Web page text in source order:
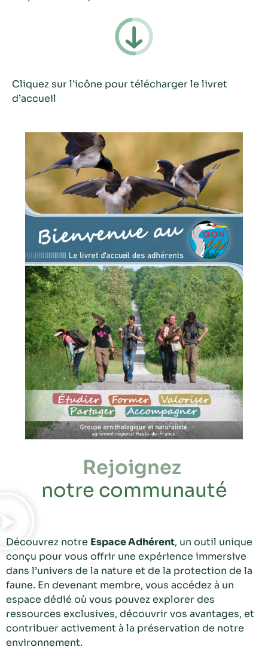
Cliquez sur l’icône pour télécharger le livret
d’accueil
Rejoignez
notre communauté
Découvrez notre Espace Adhérent, un outil unique
conçu pour vous offrir une expérience immersive
dans l’univers de la nature et de la protection de la
faune. En devenant membre, vous accédez à un
espace dédié où vous pouvez explorer des
ressources exclusives, découvrir vos avantages, et
contribuer activement à la préservation de notre
environnement.